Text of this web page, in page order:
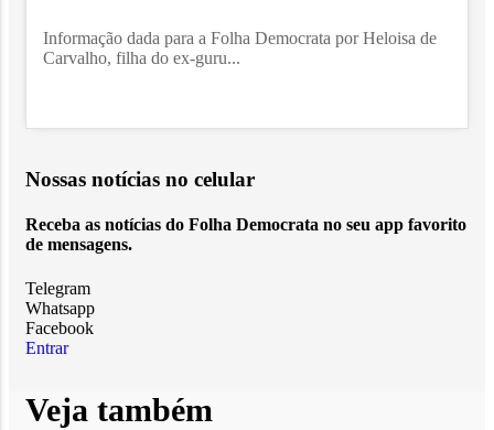
Informação dada para a Folha Democrata por Heloisa de
Carvalho, filha do ex-guru...
Nossas notícias no celular
Receba as notícias do Folha Democrata no seu app favorito
de mensagens.
Telegram
Whatsapp
Facebook
Entrar
Veja também